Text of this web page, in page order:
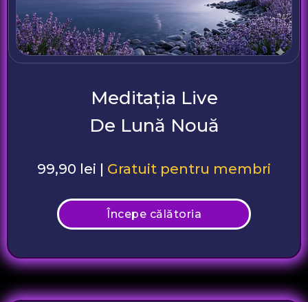
Meditația Live
De Lună Nouă
99,90 lei | Gratuit pentru membri
Începe călătoria